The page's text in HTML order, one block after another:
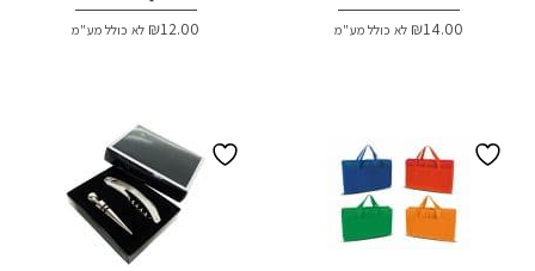
₪14.00 לא כולל מע"מ ₪12.00 לא כולל מע"מ